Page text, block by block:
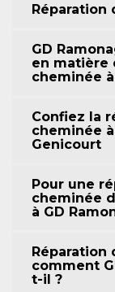
Réparation
GD
en matière
cheminée
Confiez la
cheminée
Genicourt
Pour une
cheminée
à GD
Réparation
comment
t-il ?